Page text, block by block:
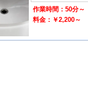
作業時間：50分～
料金：￥2,200～